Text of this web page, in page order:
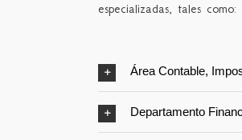
especializadas, tales como:
Área Contable,
Departamento